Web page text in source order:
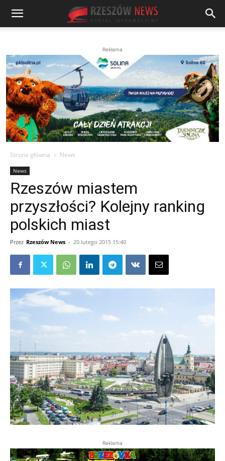
Reklama
Strona główna News
News
Rzeszów miastem
przyszłości? Kolejny ranking
polskich miast
Przez Rzeszów News - 20 lutego 2015 15:40
Reklama